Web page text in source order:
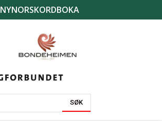
NYNORSKORDBOKA
SØK